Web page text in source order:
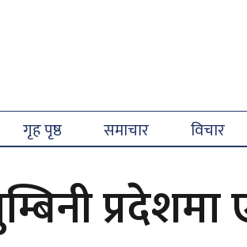
गृह पृष्ठ समाचार विचार
प्रदेशमा